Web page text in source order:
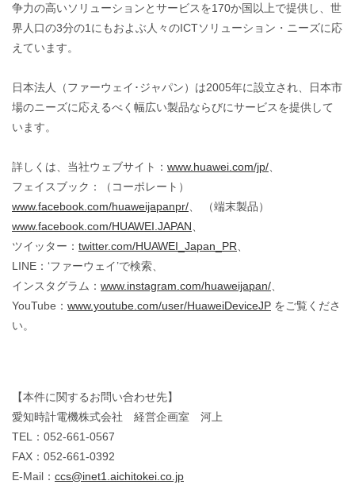
争力の高いソリューションとサービスを170か国以上で提供し、世
界人口の3分の1にもおよぶ人々のICTソリューション・ニーズに応
えています。
日本法人（ファーウェイ･ジャパン）は2005年に設立され、日本市
場のニーズに応えるべく幅広い製品ならびにサービスを提供して
います。
詳しくは、当社ウェブサイト： www.huawei.com/jp/
フェイスブック：（コーポレート）
www.facebook.com/huaweijapanpr/ 、 （端末製品）
www.facebook.com/HUAWEI.JAPAN
ツイッター： twitter.com/HUAWEI_Japan_PR
LINE：‘ファーウェイ’で検索、
インスタグラム： www.instagram.com/huaweijapan/
YouTube： www.youtube.com/user/HuaweiDeviceJP をご覧くださ
い。
【本件に関するお問い合わせ先】
愛知時計電機株式会社 経営企画室 河上
TEL：052-661-0567
FAX：052-661-0392
E-Mail： ccs@inet1.aichitokei.co.jp